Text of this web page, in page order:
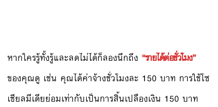
หากใครรู้ทั้งรู้และลดไม่ได้ก็ลองนึกถึง “รายได้ต่อชั่วโมง”
ของคุณดู เช่น คุณได้ค่าจ้างชั่วโมงละ 150 บาท การใช้โซ
เชียลมีเดียย่อมเท่ากับเป็นการสิ้นเปลืองเงิน 150 บาท